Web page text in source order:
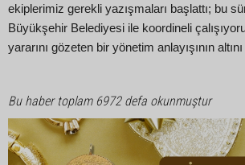
ekiplerimiz gerekli yazışmaları başlattı; bu
Büyükşehir Belediyesi ile koordineli
yararını gözeten bir yönetim anlayışının
Bu haber toplam 6972 defa okunmuştur